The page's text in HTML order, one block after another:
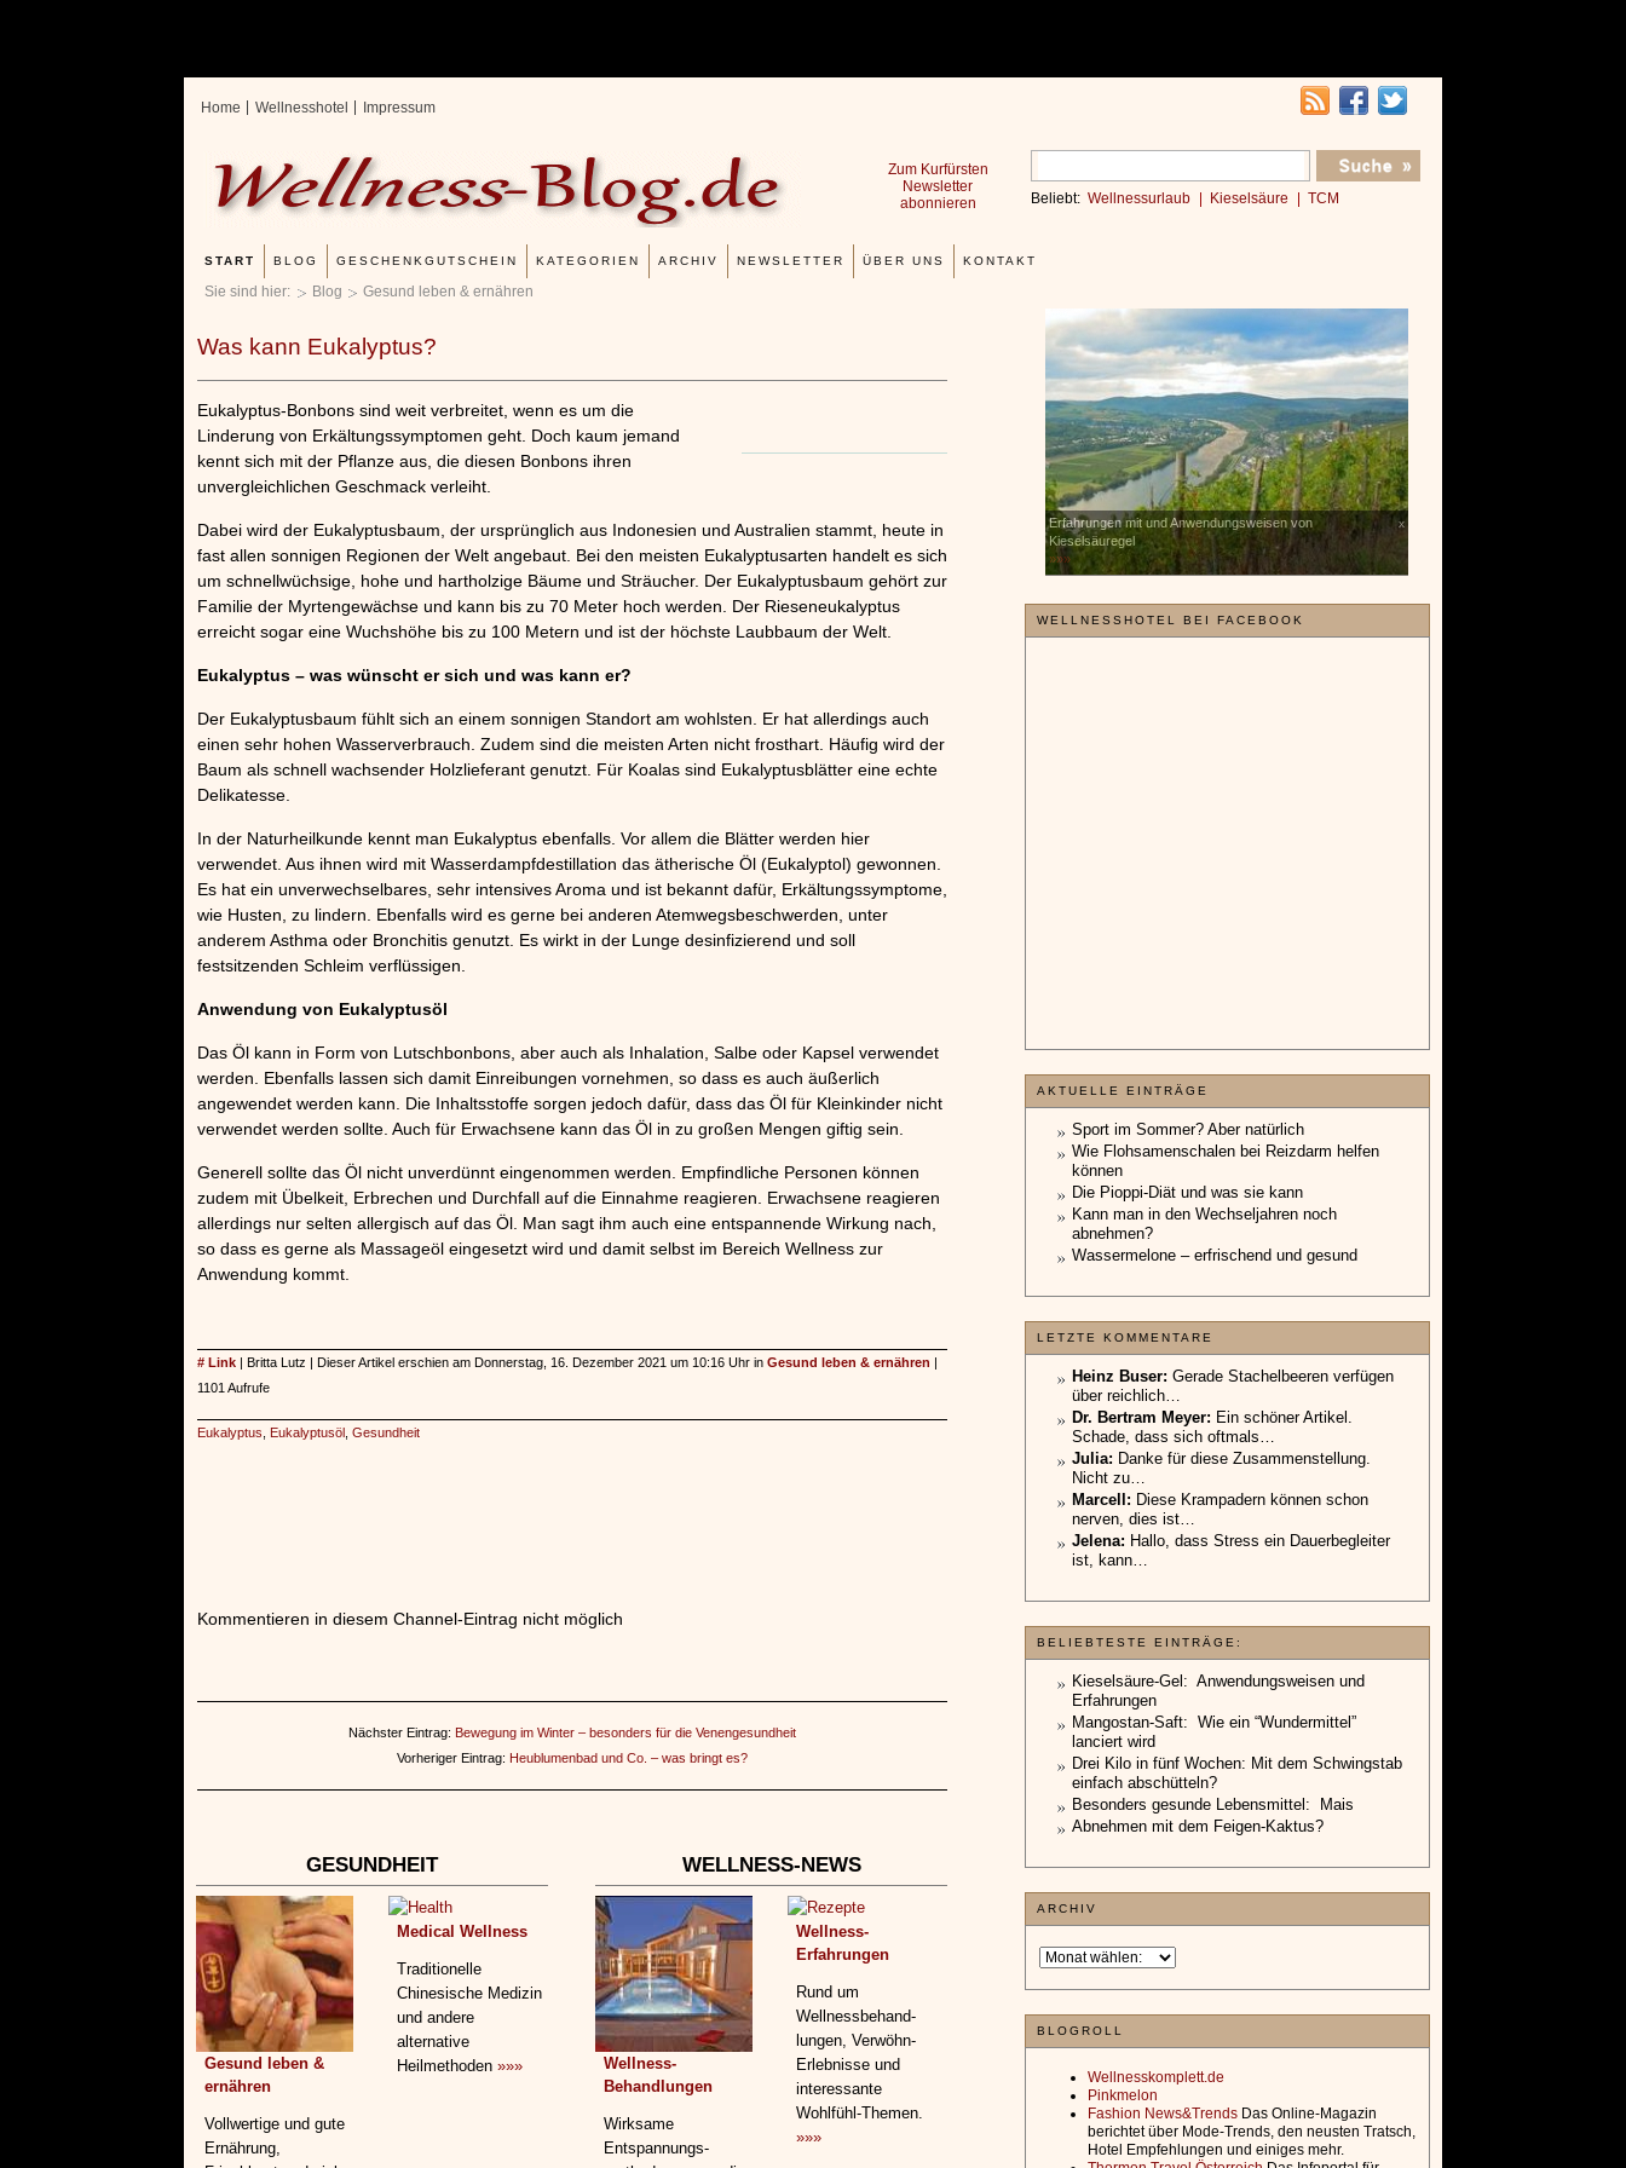
Sie sind hier: Blog Gesund leben & ernähren
Was kann Eukalyptus?
Eukalyptus-Bonbons sind weit verbreitet, wenn es um die
Linderung von Erkältungssymptomen geht. Doch kaum jemand
kennt sich mit der Pflanze aus, die diesen Bonbons ihren
unvergleichlichen Geschmack verleiht.
Dabei wird der Eukalyptusbaum, der ursprünglich aus Indonesien und Australien stammt, heute in
fast allen sonnigen Regionen der Welt angebaut. Bei den meisten Eukalyptusarten handelt es sich
um schnellwüchsige, hohe und hartholzige Bäume und Sträucher. Der Eukalyptusbaum gehört zur
Familie der Myrtengewächse und kann bis zu 70 Meter hoch werden. Der Rieseneukalyptus
erreicht sogar eine Wuchshöhe bis zu 100 Metern und ist der höchste Laubbaum der Welt.
Eukalyptus – was wünscht er sich und was kann er?
Der Eukalyptusbaum fühlt sich an einem sonnigen Standort am wohlsten. Er hat allerdings auch
einen sehr hohen Wasserverbrauch. Zudem sind die meisten Arten nicht frosthart. Häufig wird der
Baum als schnell wachsender Holzlieferant genutzt. Für Koalas sind Eukalyptusblätter eine echte
Delikatesse.
In der Naturheilkunde kennt man Eukalyptus ebenfalls. Vor allem die Blätter werden hier
verwendet. Aus ihnen wird mit Wasserdampfdestillation das ätherische Öl (Eukalyptol) gewonnen.
Es hat ein unverwechselbares, sehr intensives Aroma und ist bekannt dafür, Erkältungssymptome,
wie Husten, zu lindern. Ebenfalls wird es gerne bei anderen Atemwegsbeschwerden, unter
anderem Asthma oder Bronchitis genutzt. Es wirkt in der Lunge desinfizierend und soll
festsitzenden Schleim verflüssigen.
Anwendung von Eukalyptusöl
Das Öl kann in Form von Lutschbonbons, aber auch als Inhalation, Salbe oder Kapsel verwendet
werden. Ebenfalls lassen sich damit Einreibungen vornehmen, so dass es auch äußerlich
angewendet werden kann. Die Inhaltsstoffe sorgen jedoch dafür, dass das Öl für Kleinkinder nicht
verwendet werden sollte. Auch für Erwachsene kann das Öl in zu großen Mengen giftig sein.
Generell sollte das Öl nicht unverdünnt eingenommen werden. Empfindliche Personen können
zudem mit Übelkeit, Erbrechen und Durchfall auf die Einnahme reagieren. Erwachsene reagieren
allerdings nur selten allergisch auf das Öl. Man sagt ihm auch eine entspannende Wirkung nach,
so dass es gerne als Massageöl eingesetzt wird und damit selbst im Bereich Wellness zur
Anwendung kommt.
# Link | Britta Lutz | Dieser Artikel erschien am Donnerstag, 16. Dezember 2021 um 10:16 Uhr in Gesund leben & ernähren |
1101 Aufrufe
Eukalyptus Eukalyptusöl Gesundheit
Kommentieren in diesem Channel-Eintrag nicht möglich
Nächster Eintrag: Bewegung im Winter – besonders für die Venengesundheit
Vorheriger Eintrag: Heublumenbad und Co. – was bringt es?
GESUNDHEIT
Gesund leben &
ernähren
Vollwertige und gute
Ernährung,
Medical Wellness
Traditionelle
Chinesische Medizin
und andere
alternative
Heilmethoden »»»
WELLNESS-NEWS
Wellness-
Behandlungen
Wirksame
Entspannungs­
Wellness-
Erfahrungen
Rund um
Wellnessbehand­
lungen, Verwöhn-
Erlebnisse und
interessante
Wohlfühl-Themen.
»»»
Verwöhnromantik 3 Nächte
»»»
Verwöhnromantik Essential
»»»
x
Erfahrungen mit und Anwendungsweisen von
Kieselsäuregel
»»»
WELLNESSHOTEL BEI FACEBOOK
AKTUELLE EINTRÄGE
Sport im Sommer? Aber natürlich
Wie Flohsamenschalen bei Reizdarm helfen
können
Die Pioppi-Diät und was sie kann
Kann man in den Wechseljahren noch
abnehmen?
Wassermelone – erfrischend und gesund
LETZTE KOMMENTARE
Heinz Buser: Gerade Stachelbeeren verfügen
über reichlich…
Dr. Bertram Meyer: Ein schöner Artikel.
Schade, dass sich oftmals…
Julia: Danke für diese Zusammenstellung.
Nicht zu…
Marcell: Diese Krampadern können schon
nerven, dies ist…
Jelena: Hallo, dass Stress ein Dauerbegleiter
ist, kann…
BELIEBTESTE EINTRÄGE:
Kieselsäure-Gel: Anwendungsweisen und
Erfahrungen
Mangostan-Saft: Wie ein “Wundermittel”
lanciert wird
Drei Kilo in fünf Wochen: Mit dem Schwingstab
einfach abschütteln?
Besonders gesunde Lebensmittel: Mais
Abnehmen mit dem Feigen-Kaktus?
ARCHIV
BLOGROLL
Wellnesskomplett.de
Pinkmelon
Fashion News&Trends Das Online-Magazin
berichtet über Mode-Trends, den neusten Tratsch,
Hotel Empfehlungen und einiges mehr.
Home Wellnesshotel Impressum
Beliebt: Wellnessurlaub Kieselsäure TCM
Zum Kurfürsten
Newsletter
abonnieren
START BLOG GESCHENKGUTSCHEIN KATEGORIEN ARCHIV NEWSLETTER ÜBER UNS KONTAKT